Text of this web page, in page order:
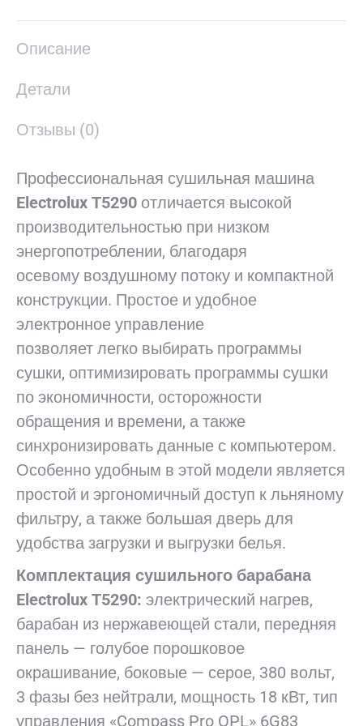
Описание
Детали
Отзывы (0)
Профессиональная сушильная машина
Electrolux Т5290 отличается высокой
производительностью при низком
энергопотреблении, благодаря
осевому воздушному потоку и компактной
конструкции. Простое и удобное
электронное управление
позволяет легко выбирать программы
сушки, оптимизировать программы сушки
по экономичности, осторожности
обращения и времени, а также
синхронизировать данные с компьютером.
Особенно удобным в этой модели является
простой и эргономичный доступ к льняному
фильтру, а также большая дверь для
удобства загрузки и выгрузки белья.
Комплектация сушильного барабана
Electrolux Т5290: электрический нагрев,
барабан из нержавеющей стали, передняя
панель — голубое порошковое
окрашивание, боковые — серое, 380 вольт,
3 фазы без нейтрали, мощность 18 кВт, тип
управления «Compass Pro OPL» 6G83